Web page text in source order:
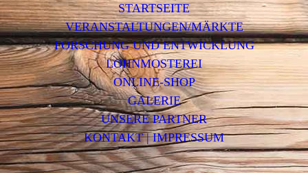
STARTSEITE
VERANSTALTUNGEN/MÄRKTE
FORSCHUNG UND ENTWICKLUNG
LOHNMOSTEREI
ONLINE-SHOP
GALERIE
UNSERE PARTNER
KONTAKT | IMPRESSUM